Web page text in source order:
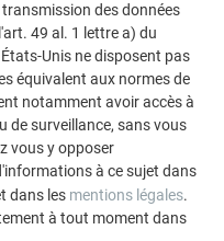
des données
49 al. 1 lettre a) du
Unis ne disposent pas
équivalent aux normes de
notamment avoir accès à
de surveillance, sans vous
vous y opposer
à ce sujet dans
dans les mentions légales.
à tout moment dans